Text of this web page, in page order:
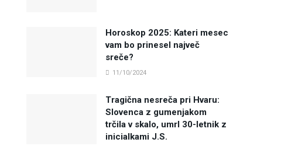
Horoskop 2025: Kateri mesec
vam bo prinesel največ
sreče?
11/10/2024
Tragična nesreča pri Hvaru:
Slovenca z gumenjakom
trčila v skalo, umrl 30-letnik z
inicialkami J.S.